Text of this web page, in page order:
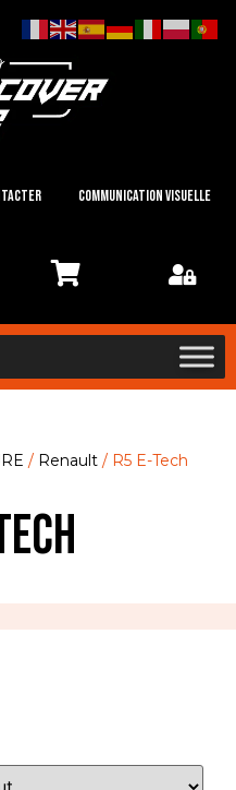
Communication visuelle
/ Renault/ R5 E-Tech